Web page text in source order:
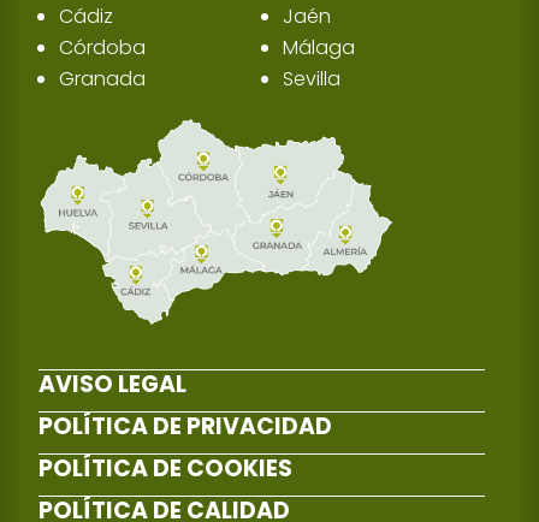
Cádiz
Córdoba
Granada
Jaén
Málaga
Sevilla
AVISO LEGAL
POLÍTICA DE PRIVACIDAD
POLÍTICA DE COOKIES
POLÍTICA DE CALIDAD